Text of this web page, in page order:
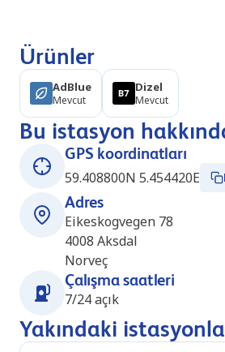
Ürünler
AdBlue
Mevcut
Dizel
Mevcut
Bu istasyon
GPS koordinatları
59.408800N 5.454420E
Adres
Eikeskogvegen 78
4008 Aksdal
Norveç
Çalışma saatleri
7/24 açık
Yakındaki